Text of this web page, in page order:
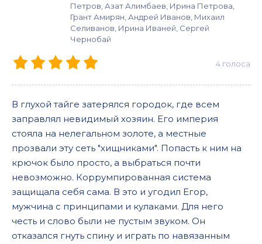
Петров, Азат Алимбаев, Ирина Петрова,
Грант Амирян, Андрей Иванов, Михаил
Селиванов, Ирина Иваней, Сергей
Чернобай
4 голоса
В глухой тайге затерялся городок, где всем
заправлял невидимый хозяин. Его империя
стояла на нелегальном золоте, а местные
прозвали эту сеть "хищниками". Попасть к ним на
крючок было просто, а выбраться почти
невозможно. Коррумпированная система
защищала себя сама. В это и угодил Егор,
мужчина с принципами и кулаками. Для него
честь и слово были не пустым звуком. Он
отказался гнуть спину и играть по навязанным